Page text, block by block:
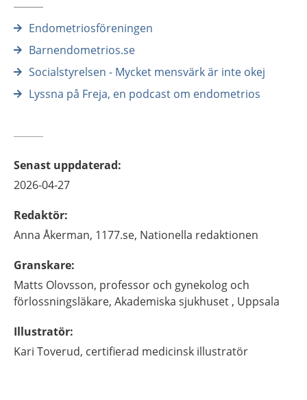
Endometriosföreningen
Barnendometrios.se
Socialstyrelsen - Mycket mensvärk är inte okej
Lyssna på Freja, en podcast om endometrios
Senast uppdaterad:
2026-04-27
Redaktör:
Anna Åkerman, 1177.se, Nationella redaktionen
Granskare:
Matts Olovsson, professor och gynekolog och
förlossningsläkare, Akademiska sjukhuset , Uppsala
Illustratör:
Kari Toverud, certifierad medicinsk illustratör